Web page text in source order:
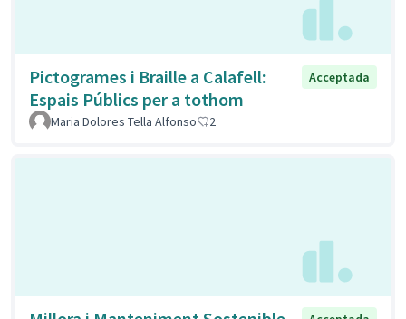
Pictogrames i Braille a Calafell:
Espais Públics per a tothom
Acceptada
Maria Dolores Tella Alfonso 2